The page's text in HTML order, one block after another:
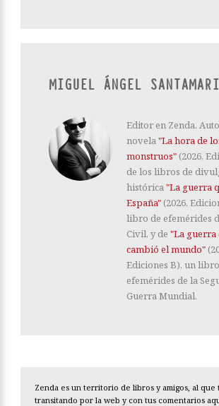
MIGUEL ÁNGEL
Editor en Zenda.
novela"La hora de
monstruos" (2026,
de los libros de
histórica"La guerra
España" (2026,
libro de efemérides
Civil, y de "La guerra
cambió el mundo"
Ediciones B), un
efemérides de la
Guerra Mundial.
Zenda es un territorio de libros y amigos, al que
transitando por la web y con tus comentarios